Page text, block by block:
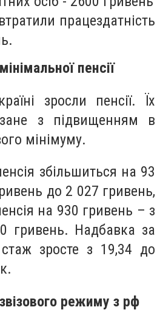
працездатність
пенсії
зросли пенсії. Їх
з підвищенням в
мінімуму.
збільшиться на 93
до 2 027 гривень,
на 930 гривень – з
гривень. Надбавка за
зросте з 19,34 до
режиму з рф